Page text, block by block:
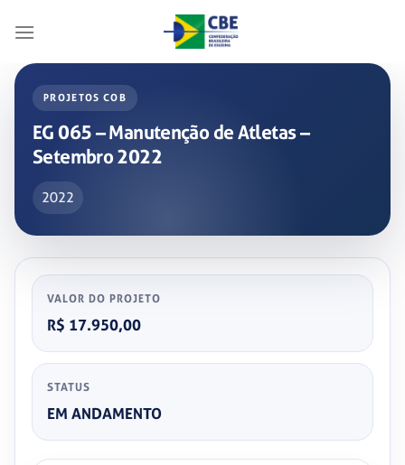
PROJETOS COB
EG 065 – Manutenção de Atletas –
Setembro 2022
2022
VALOR DO PROJETO
R$ 17.950,00
STATUS
EM ANDAMENTO